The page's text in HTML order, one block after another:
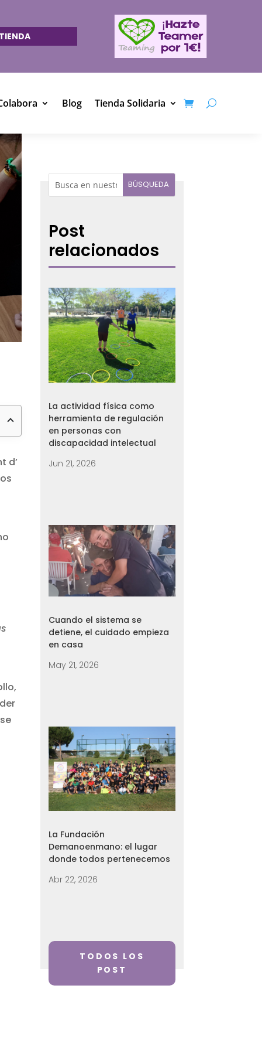
TIENDA
Blog Tienda Solidaria
d’
Post
relacionados
La actividad física como
herramienta de regulación
en personas con
discapacidad intelectual
Jun 21, 2026
Cuando el sistema se
detiene, el cuidado empieza
en casa
May 21, 2026
La Fundación
Demanoenmano: el lugar
donde todos pertenecemos
Abr 22, 2026
TODOS LOS
POST